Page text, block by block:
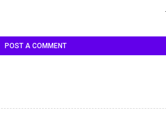
POST A COMMENT